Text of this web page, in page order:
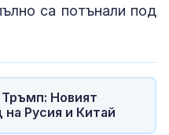
са потънали под
Новият
на Русия и Китай